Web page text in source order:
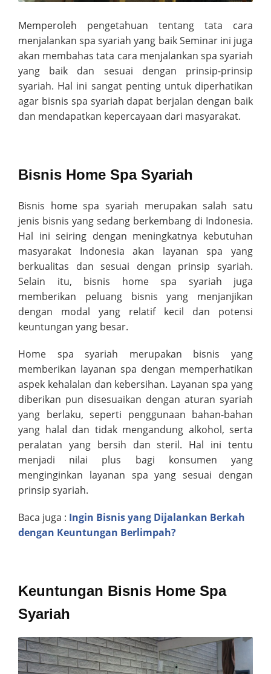
Memperoleh pengetahuan tentang tata cara
menjalankan spa syariah yang baik Seminar ini juga
akan membahas tata cara menjalankan spa syariah
yang baik dan sesuai dengan prinsip-prinsip
syariah. Hal ini sangat penting untuk diperhatikan
agar bisnis spa syariah dapat berjalan dengan baik
dan mendapatkan kepercayaan dari masyarakat.
Bisnis Home Spa Syariah
Bisnis home spa syariah merupakan salah satu
jenis bisnis yang sedang berkembang di Indonesia.
Hal ini seiring dengan meningkatnya kebutuhan
masyarakat Indonesia akan layanan spa yang
berkualitas dan sesuai dengan prinsip syariah.
Selain itu, bisnis home spa syariah juga
memberikan peluang bisnis yang menjanjikan
dengan modal yang relatif kecil dan potensi
keuntungan yang besar.
Home spa syariah merupakan bisnis yang
memberikan layanan spa dengan memperhatikan
aspek kehalalan dan kebersihan. Layanan spa yang
diberikan pun disesuaikan dengan aturan syariah
yang berlaku, seperti penggunaan bahan-bahan
yang halal dan tidak mengandung alkohol, serta
peralatan yang bersih dan steril. Hal ini tentu
menjadi nilai plus bagi konsumen yang
menginginkan layanan spa yang sesuai dengan
prinsip syariah.
Baca juga : Ingin Bisnis yang Dijalankan Berkah
dengan Keuntungan Berlimpah?
Keuntungan Bisnis Home Spa
Syariah